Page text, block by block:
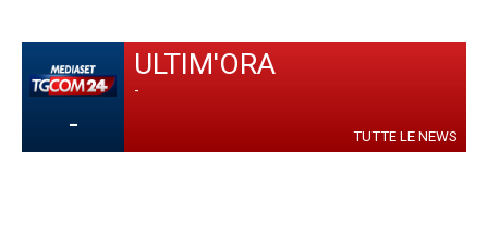
-
ULTIM'ORA
-
TUTTE LE NEWS